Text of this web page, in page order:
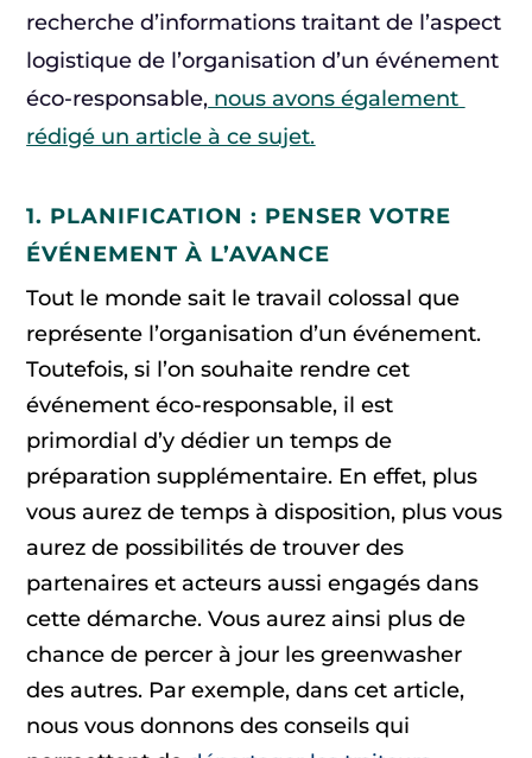
recherche d’informations traitant de l’aspect
logistique de l’organisation d’un événement
éco-responsable, nous avons également
rédigé un article à ce sujet.
1. PLANIFICATION : PENSER VOTRE
ÉVÉNEMENT À L’AVANCE
Tout le monde sait le travail colossal que
représente l’organisation d’un événement.
Toutefois, si l’on souhaite rendre cet
événement éco-responsable, il est
primordial d’y dédier un temps de
préparation supplémentaire. En effet, plus
vous aurez de temps à disposition, plus vous
aurez de possibilités de trouver des
partenaires et acteurs aussi engagés dans
cette démarche. Vous aurez ainsi plus de
chance de percer à jour les greenwasher
des autres. Par exemple, dans cet article,
nous vous donnons des conseils qui